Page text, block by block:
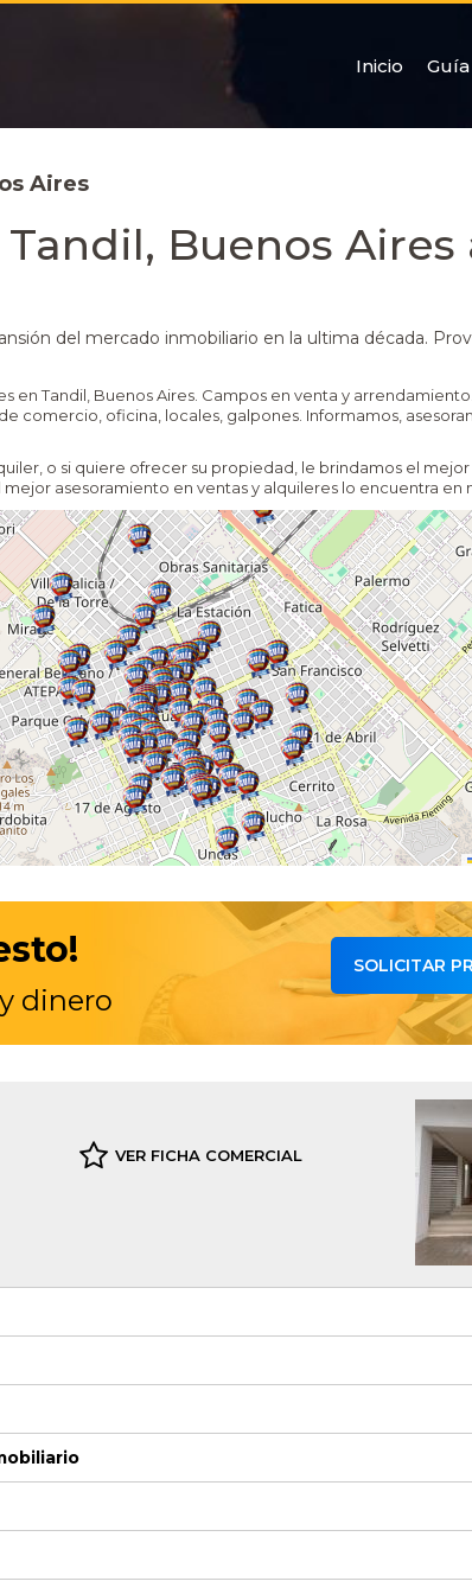
Inicio
Aires
Buenos
del mercado inmobiliario en la ultima década.
en Tandil, Buenos Aires. Campos en venta y
comercio, oficina, locales, galpones. Informamos,
o si quiere ofrecer su propiedad, le brindamos el mejor
asesoramiento en ventas y alquileres lo encuentra en
dinero
SOLICITAR
VER FICHA COMERCIAL